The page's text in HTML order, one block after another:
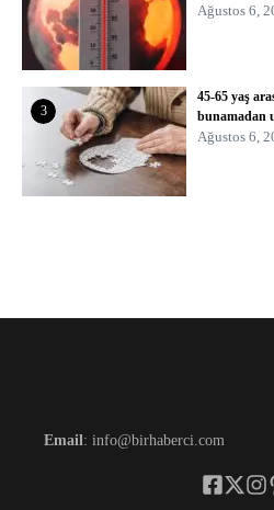
Ağustos 6,
3
45-65 yaş
bunamadan
Ağustos 6,
Email: info@birhaberci.com